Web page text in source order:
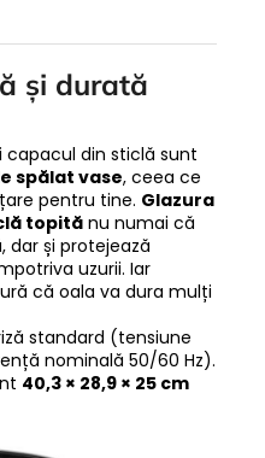
și durată
din sticlă sunt
spălat vase, ceea ce
pentru tine. Glazura
topită nu numai că
dar și protejează
uzurii. Iar
că oala va dura mulți
standard (tensiune
nominală 50/60 Hz).
40,3 × 28,9 × 25 cm